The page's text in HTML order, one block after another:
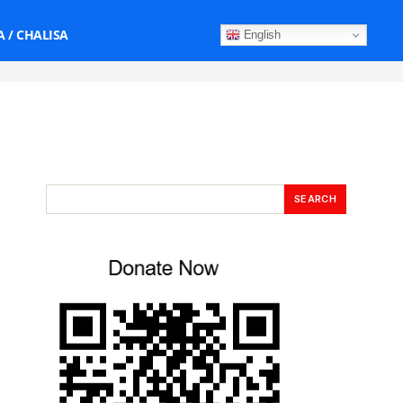
/ CHALISA English
SEARCH